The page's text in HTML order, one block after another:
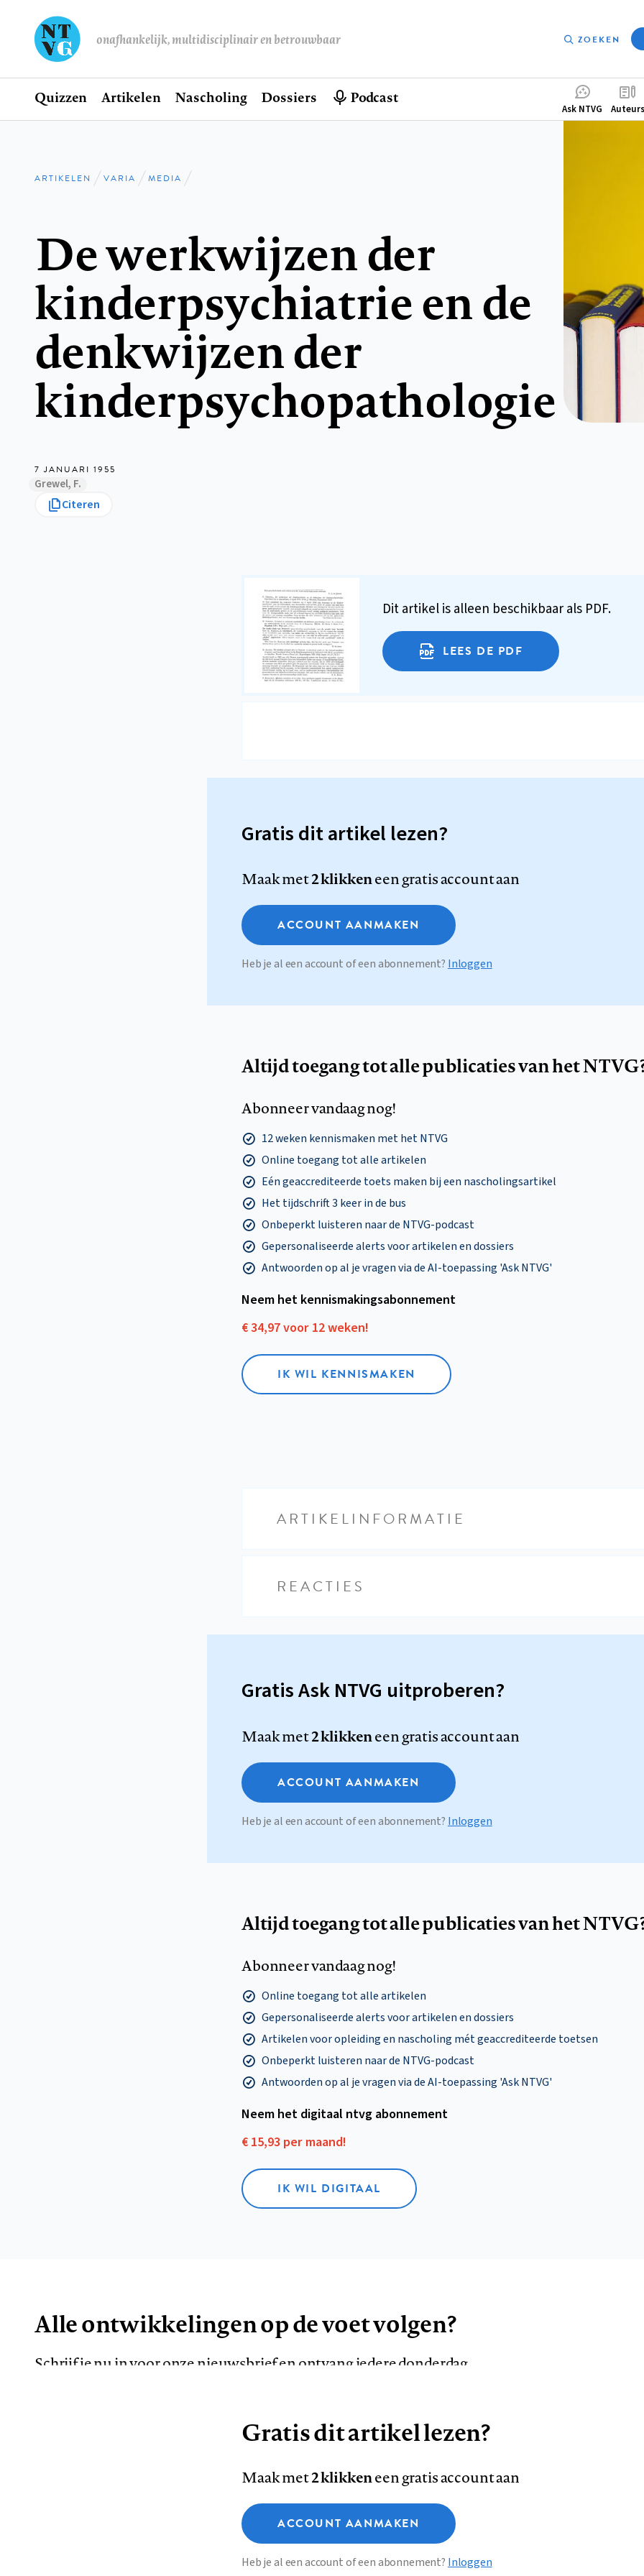
onafhankelijk, multidisciplinair en betrouwbaar ZOEKEN
Hoofdnavigatie
Home
Quizzen Artikelen Nascholing Dossiers Podcast
Ask NTVG Auteurs
Kruimelpad
ARTIKELEN VARIA MEDIA
De werkwijzen der
kinderpsychiatrie en de
denkwijzen der
kinderpsychopathologie
7 JANUARI 1955
Grewel, F.
Citeren
Dit artikel is alleen beschikbaar als PDF.
LEES DE PDF
Gratis dit artikel lezen?
Maak met2 klikkeneen gratis account aan
ACCOUNT AANMAKEN
Heb je al een account of een abonnement? Inloggen
Altijd toegang tot alle publicaties van het
Abonneer vandaag nog!
12 weken kennismaken met het NTVG
Online toegang tot alle artikelen
Eén geaccrediteerde toets maken bij een nascholingsartikel
Het tijdschrift 3 keer in de bus
Onbeperkt luisteren naar de NTVG-podcast
Gepersonaliseerde alerts voor artikelen en dossiers
Antwoorden op al je vragen via de AI-toepassing 'Ask NTVG'
Neem het kennismakings­abonnement
€ 34,97 voor 12 weken!
IK WIL KENNISMAKEN
ARTIKELINFORMATIE
REACTIES
Gratis Ask NTVG uitproberen?
Maak met2 klikkeneen gratis account aan
ACCOUNT AANMAKEN
Heb je al een account of een abonnement? Inloggen
Altijd toegang tot alle publicaties van het
Abonneer vandaag nog!
Online toegang tot alle artikelen
Gepersonaliseerde alerts voor artikelen en dossiers
Artikelen voor opleiding en nascholing mét geaccrediteerde toetsen
Onbeperkt luisteren naar de NTVG-podcast
Antwoorden op al je vragen via de AI-toepassing 'Ask NTVG'
Neem het digitaal ntvg abonnement
€ 15,93 per maand!
IK WIL DIGITAAL
Alle ontwikkelingen op de voet volgen?
Schrijf je nu in voor onze nieuwsbrief en ontvang iedere donderdag
AANMELDEN
Colofon Disclaimer Privacy About us
Deze site gebruikt cookies
Functionele cookies
Analytische cookies
Gratis dit artikel lezen?
Maak met2 klikkeneen gratis account aan
ACCOUNT AANMAKEN
Heb je al een account of een abonnement? Inloggen